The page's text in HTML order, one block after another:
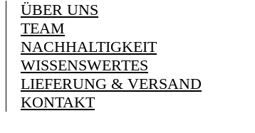
ÜBER UNS
TEAM
NACHHALTIGKEIT
WISSENSWERTES
LIEFERUNG & VERSAND
KONTAKT